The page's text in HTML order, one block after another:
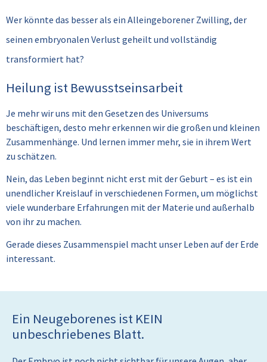
Wer könnte das besser als ein Alleingeborener Zwilling, der
seinen embryonalen Verlust geheilt und vollständig
transformiert hat?
Heilung ist Bewusstseinsarbeit
Je mehr wir uns mit den Gesetzen des Universums
beschäftigen, desto mehr erkennen wir die großen und kleinen
Zusammenhänge. Und lernen immer mehr, sie in ihrem Wert
zu schätzen.
Nein, das Leben beginnt nicht erst mit der Geburt – es ist ein
unendlicher Kreislauf in verschiedenen Formen, um möglichst
viele wunderbare Erfahrungen mit der Materie und außerhalb
von ihr zu machen.
Gerade dieses Zusammenspiel macht unser Leben auf der Erde
interessant.
Ein Neugeborenes ist KEIN
unbeschriebenes Blatt.